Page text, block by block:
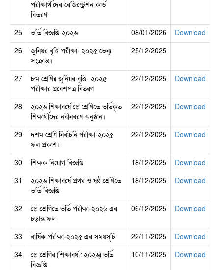
পরীক্ষার্থীদের রেজিস্ট্রেশন কার্ড
বিতরণ
25
ভর্তি বিজ্ঞপ্তি-২০২৬ 08/01/2026
Download
26
জুনিয়র বৃত্তি পরীক্ষা- ২০২৫ ভেন্যু
সংক্রান্ত।
25/12/2025
27
৮ম শ্রেণির জুনিয়র বৃত্তি- ২০২৫
পরীক্ষার প্রবেশপত্র বিতরণ
22/12/2025 Download
28
২০২৬ শিক্ষাবর্ষে প্লে শ্রেণিতে ভর্তিকৃত
শিক্ষার্থীদের নবীনবরণ অনুষ্ঠান।
22/12/2025 Download
29
দশম শ্রেণি নির্বাচনি পরীক্ষা-২০২৫
ফল প্রকাশ।
22/12/2025 Download
30 শিক্ষক নিয়োগ বিজ্ঞপ্তি 18/12/2025
Download
31
২০২৬ শিক্ষাবর্ষে প্রথম ও ষষ্ঠ শ্রেণিতে
ভর্তি বিজ্ঞপ্তি
18/12/2025 Download
32
প্লে শ্রেণিতে ভর্তি পরীক্ষা-২০২৬ এর
চূড়ান্ত ফল
06/12/2025 Download
33 বার্ষিক পরীক্ষা-২০২৫ এর সময়সূচি 22/11/2025
Download
34
প্লে শ্রেণির (শিক্ষাবর্ষ : ২০২৬) ভর্তি
বিজ্ঞপ্তি
10/11/2025 Download